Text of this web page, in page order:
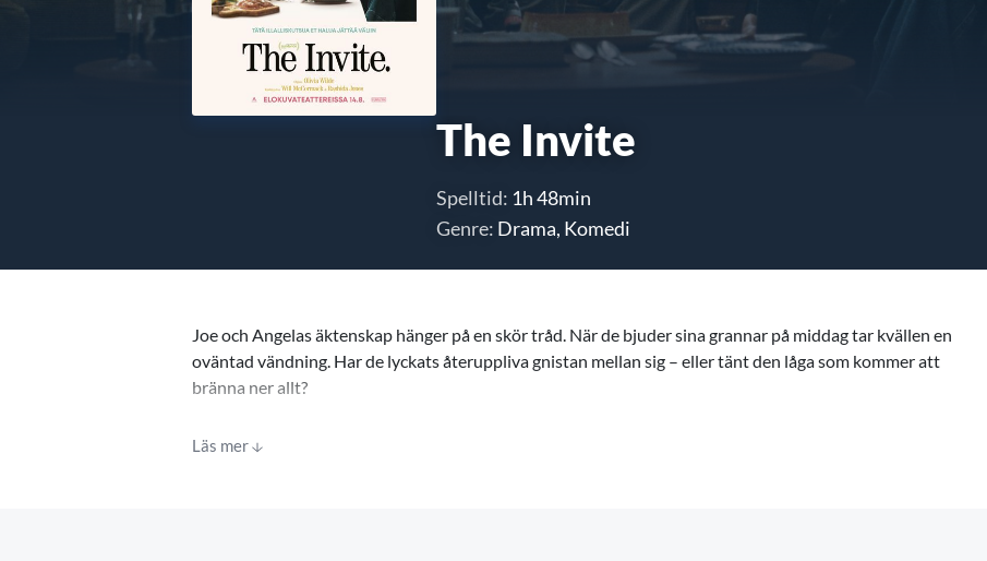
The Invite
Spelltid: 1h 48min
Genre: Drama, Komedi
Joe och Angelas äktenskap hänger på en skör tråd. När de bjuder sina grannar på middag tar kvällen en
oväntad vändning. Har de lyckats återuppliva gnistan mellan sig – eller tänt den låga som kommer att
bränna ner allt?
Med Olivia Wilde, Seth Rogen, Penelope Cruz och Edward Norton i huvudrollerna.
Läs mer